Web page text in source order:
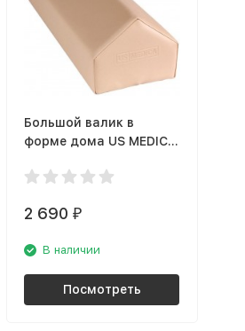
Большой валик в
форме дома US MEDICA
2 690₽
В наличии
Посмотреть